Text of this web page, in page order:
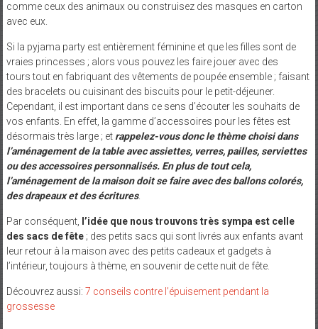
comme ceux des animaux ou construisez des masques en carton
avec eux.
Si la pyjama party est entièrement féminine et que les filles sont de
vraies princesses ; alors vous pouvez les faire jouer avec des
tours tout en fabriquant des vêtements de poupée ensemble ; faisant
des bracelets ou cuisinant des biscuits pour le petit-déjeuner.
Cependant, il est important dans ce sens d’écouter les souhaits de
vos enfants. En effet, la gamme d’accessoires pour les fêtes est
désormais très large ; et rappelez-vous donc le thème choisi dans
l’aménagement de la table avec assiettes, verres, pailles, serviettes
ou des accessoires personnalisés. En plus de tout cela,
l’aménagement de la maison doit se faire avec des ballons colorés,
des drapeaux et des écritures.
Par conséquent,
l’idée que nous trouvons très sympa est celle
des sacs de fête; des petits sacs qui sont livrés aux enfants avant
leur retour à la maison avec des petits cadeaux et gadgets à
l’intérieur, toujours à thème, en souvenir de cette nuit de fête.
Découvrez aussi: 7 conseils contre l’épuisement pendant la
grossesse